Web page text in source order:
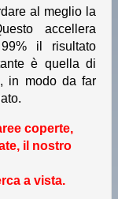
al meglio la
accellera
il risultato
è quella di
in modo da far
coperte,
il nostro
a vista.